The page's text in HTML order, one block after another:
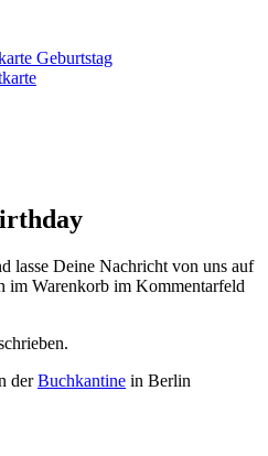
Geburtstag
lasse Deine Nachricht von uns auf
im Warenkorb im Kommentarfeld
derBuchkantine in Berlin